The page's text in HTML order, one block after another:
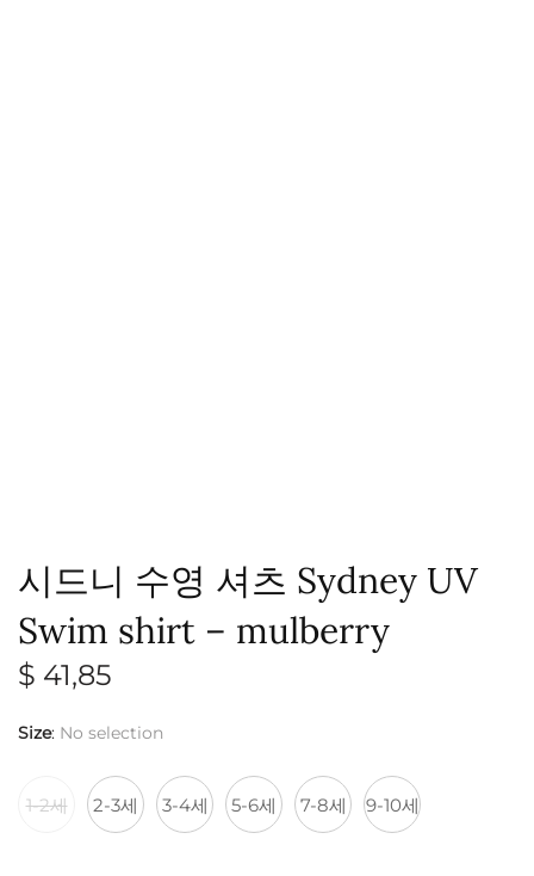
시드니 수영 셔츠 Sydney UV
Swim shirt – mulberry
$ 41,85
Size: No selection
1-2세 2-3세 3-4세 5-6세 7-8세 9-10세